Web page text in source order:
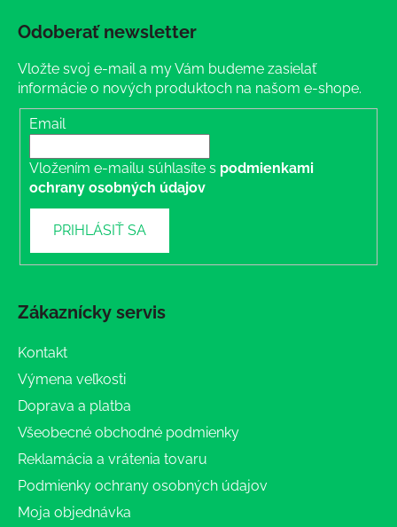
Odoberať newsletter
Vložte svoj e-mail a my Vám budeme zasielať
informácie o nových produktoch na našom e-shope.
Email
Vložením e-mailu súhlasíte s podmienkami
ochrany osobných údajov
PRIHLÁSIŤ SA
Zákaznícky servis
Kontakt
Výmena veľkosti
Doprava a platba
Všeobecné obchodné podmienky
Reklamácia a vrátenia tovaru
Podmienky ochrany osobných údajov
Moja objednávka